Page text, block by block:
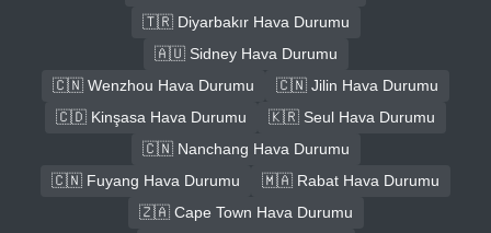
🇹🇷 Diyarbakır Hava Durumu
🇦🇺 Sidney Hava Durumu
🇨🇳 Wenzhou Hava Durumu
🇨🇳 Jilin Hava Durumu
🇨🇩 Kinşasa Hava Durumu
🇰🇷 Seul Hava Durumu
🇨🇳 Nanchang Hava Durumu
🇨🇳 Fuyang Hava Durumu
🇲🇦 Rabat Hava Durumu
🇿🇦 Cape Town Hava Durumu